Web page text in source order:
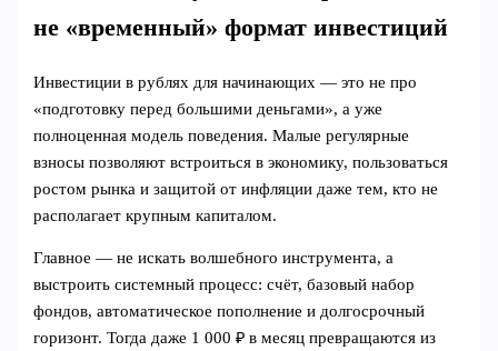
не «временный» формат инвестиций
Инвестиции в рублях для начинающих — это не про
«подготовку перед большими деньгами», а уже
полноценная модель поведения. Малые регулярные
взносы позволяют встроиться в экономику, пользоваться
ростом рынка и защитой от инфляции даже тем, кто не
располагает крупным капиталом.
Главное — не искать волшебного инструмента, а
выстроить системный процесс: счёт, базовый набор
фондов, автоматическое пополнение и долгосрочный
горизонт. Тогда даже 1 000 ₽ в месяц превращаются из